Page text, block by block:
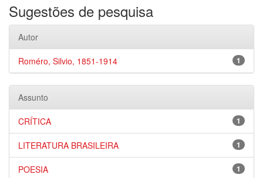
Sugestões de pesquisa
Autor
1
Roméro, Silvio, 1851-1914
Assunto
1
CRÍTICA
1
LITERATURA BRASILEIRA
1
POESIA